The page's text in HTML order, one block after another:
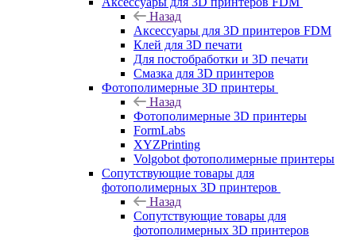
Назад
Аксессуары для 3D принтеров FDM
Клей для 3D печати
Для постобработки и 3D печати
Смазка для 3D принтеров
Фотополимерные 3D принтеры
Назад
Фотополимерные 3D принтеры
FormLabs
XYZPrinting
Volgobot фотополимерные принтеры
Сопутствующие товары для
фотополимерных 3D принтеров
Назад
Сопутствующие товары для
фотополимерных 3D принтеров